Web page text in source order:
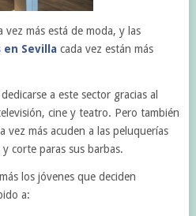
vez más está de moda, y las
en Sevilla cada vez están más
a este sector gracias al
cine y teatro. Pero también
vez más acuden a las peluquerías
corte paras sus barbas.
los jóvenes que deciden
a: